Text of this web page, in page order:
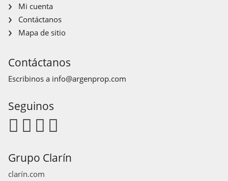
Mi cuenta
Contáctanos
Mapa de sitio
Contáctanos
Escribinos a info@argenprop.com
Seguinos
Grupo Clarín
clarín.com